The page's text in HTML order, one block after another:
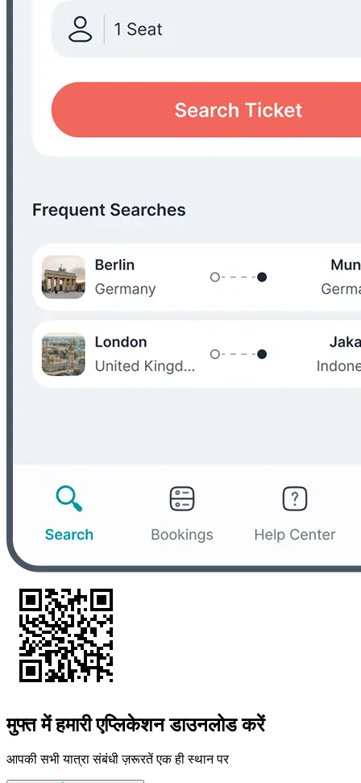
मुफ्त में हमारी एप्लिकेशन डाउनलोड करें
आपकी सभी यात्रा संबंधी ज़रूरतें एक ही स्थान पर